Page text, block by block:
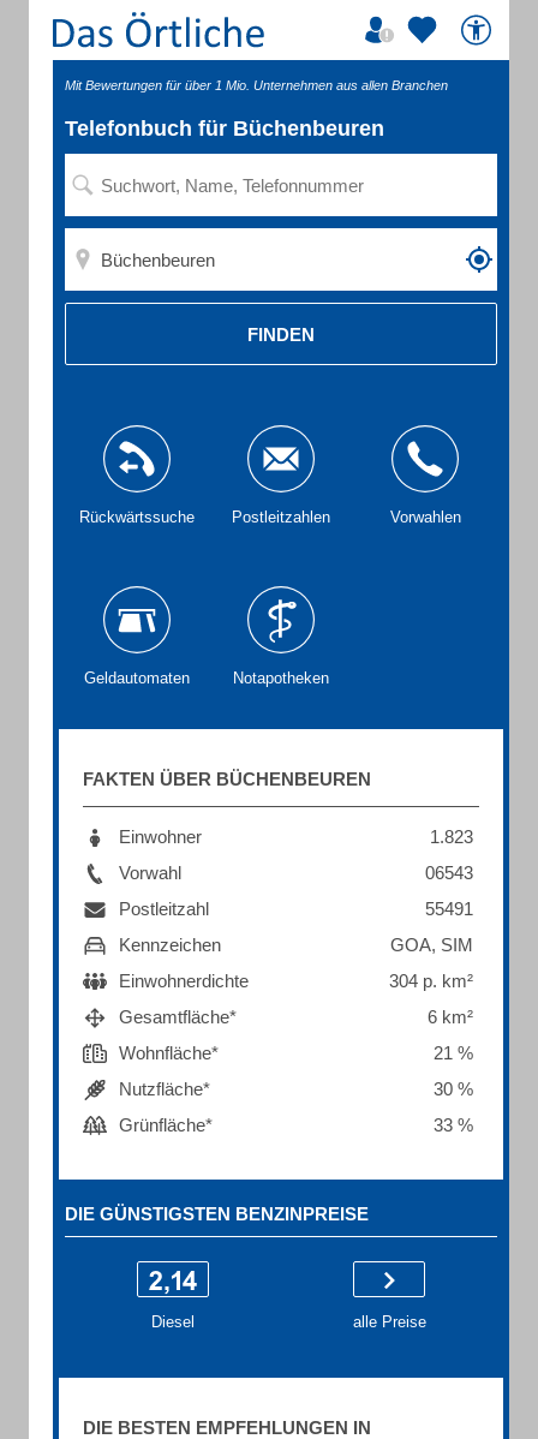
Mit Bewertungen für über 1 Mio. Unternehmen aus allen Branchen
Telefonbuch für Büchenbeuren
FINDEN
Rückwärtssuche Postleitzahlen Vorwahlen
Geldautomaten Notapotheken
FAKTEN ÜBER BÜCHENBEUREN
Einwohner
1.823
Vorwahl
06543
Postleitzahl
55491
Kennzeichen
GOA, SIM
Einwohnerdichte
304 p. km²
Gesamtfläche*
6 km²
Wohnfläche*
21 %
Nutzfläche*
30 %
Grünfläche*
33 %
DIE GÜNSTIGSTEN BENZINPREISE
Diesel alle Preise
DIE BESTEN EMPFEHLUNGEN IN